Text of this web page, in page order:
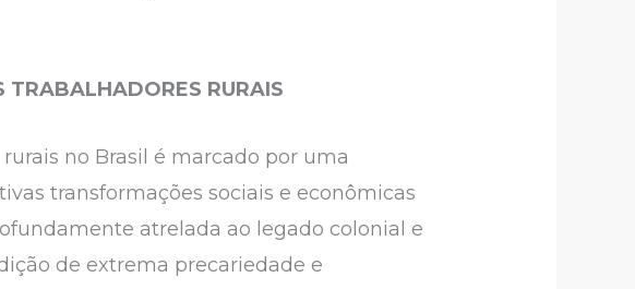
TRABALHADORES RURAIS
no Brasil é marcado por uma
transformações sociais e econômicas
atrelada ao legado colonial e
de extrema precariedade e